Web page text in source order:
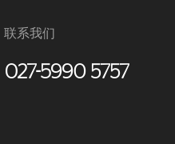
联系我们